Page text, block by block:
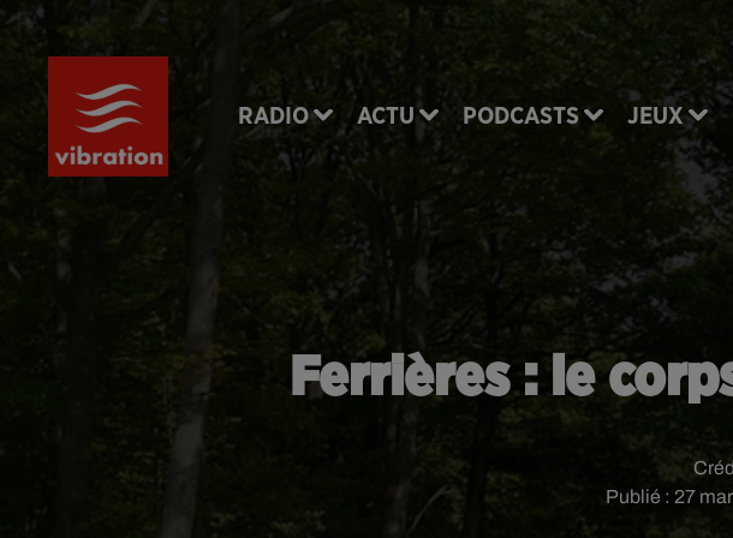
RADIO ACTU PODCASTS JEUX
Ferrières : le
Publié : 27